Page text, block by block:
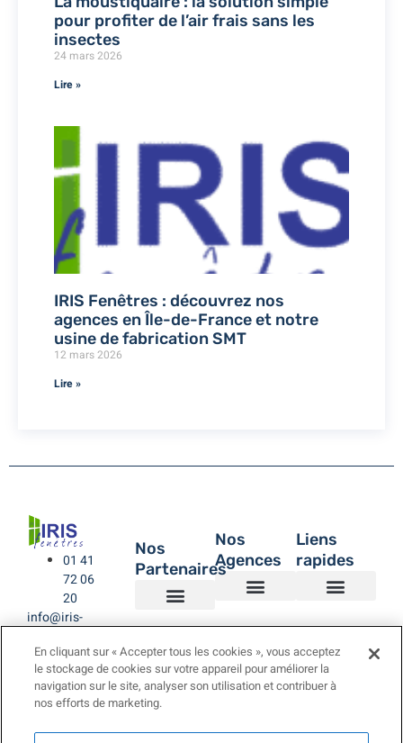
pour profiter de l’air frais sans les
insectes
24 mars 2026
Lire »
IRIS Fenêtres : découvrez nos
agences en Île-de-France et notre
usine de fabrication SMT
12 mars 2026
Lire »
01 41
72 06
20
info@iris-
Nos
Partenaires
Nos
Agences
Liens
rapides
En cliquant sur « Accepter tous les cookies », vous acceptez
le stockage de cookies sur votre appareil pour améliorer la
navigation sur le site, analyser son utilisation et contribuer à
nos efforts de marketing.